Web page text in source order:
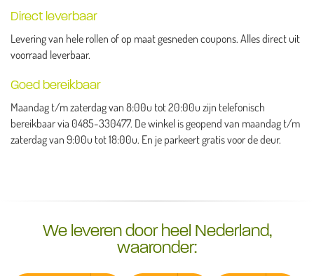
Direct leverbaar
Levering van hele rollen of op maat gesneden coupons. Alles direct uit
voorraad leverbaar.
Goed bereikbaar
Maandag t/m zaterdag van 8:00u tot 20:00u zijn telefonisch
bereikbaar via 0485-330477. De winkel is geopend van maandag t/m
zaterdag van 9:00u tot 18:00u. En je parkeert gratis voor de deur.
We leveren door heel Nederland,
waaronder: